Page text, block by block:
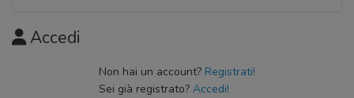
Accedi
Non hai un account? Registrati!
Sei già registrato? Accedi!